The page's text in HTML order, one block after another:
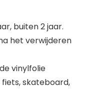
buiten 2 jaar.
het verwijderen
vinylfolie
skateboard,